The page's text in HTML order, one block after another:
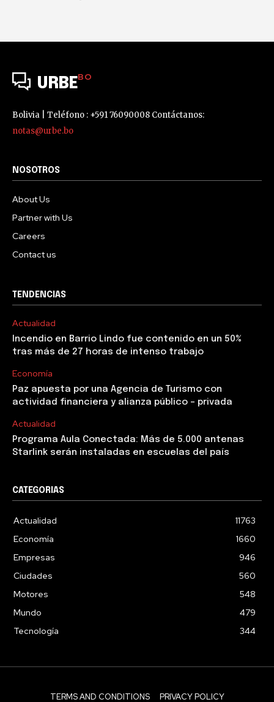
URBEBO
Bolivia | Teléfono : +591 76090008 Contáctanos:
notas@urbe.bo
NOSOTROS
About Us
Partner with Us
Careers
Contact us
TENDENCIAS
Actualidad
Incendio en Barrio Lindo fue contenido en un 50%
tras más de 27 horas de intenso trabajo
Economía
Paz apuesta por una Agencia de Turismo con
actividad financiera y alianza público – privada
Actualidad
Programa Aula Conectada: Más de 5.000 antenas
Starlink serán instaladas en escuelas del país
CATEGORIAS
Actualidad
11763
Economía
1660
Empresas
946
Ciudades
560
Motores
548
Mundo
479
Tecnología
344
TERMS AND CONDITIONS PRIVACY POLICY